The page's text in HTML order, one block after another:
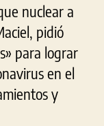
nuclear a
pidió
para lograr
en el
y